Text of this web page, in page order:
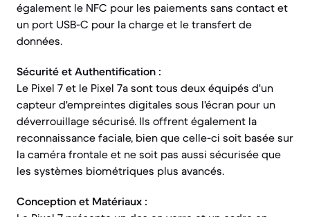
également le NFC pour les paiements sans contact et
un port USB-C pour la charge et le transfert de
données.
Sécurité et Authentification :
Le Pixel 7 et le Pixel 7a sont tous deux équipés d'un
capteur d'empreintes digitales sous l'écran pour un
déverrouillage sécurisé. Ils offrent également la
reconnaissance faciale, bien que celle-ci soit basée sur
la caméra frontale et ne soit pas aussi sécurisée que
les systèmes biométriques plus avancés.
Conception et Matériaux :